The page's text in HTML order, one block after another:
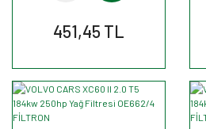
451,45 TL